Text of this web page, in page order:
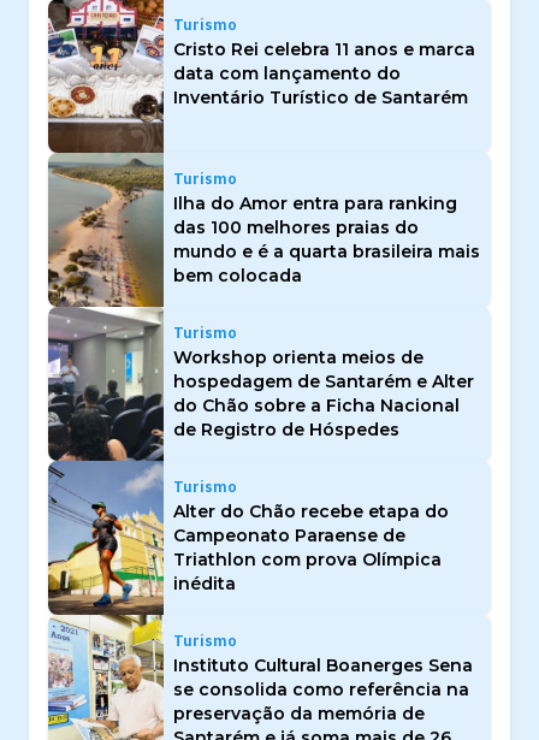
Turismo
Cristo Rei celebra 11 anos e marca
data com lançamento do
Inventário Turístico de Santarém
Turismo
Ilha do Amor entra para ranking
das 100 melhores praias do
mundo e é a quarta brasileira mais
bem colocada
Turismo
Workshop orienta meios de
hospedagem de Santarém e Alter
do Chão sobre a Ficha Nacional
de Registro de Hóspedes
Turismo
Alter do Chão recebe etapa do
Campeonato Paraense de
Triathlon com prova Olímpica
inédita
Turismo
Instituto Cultural Boanerges Sena
se consolida como referência na
preservação da memória de